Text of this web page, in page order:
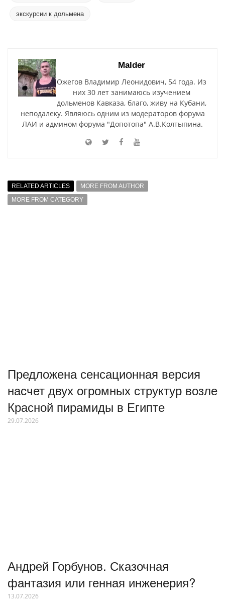
экскурсии к дольмена
Malder
Ожегов Владимир Леонидович, 54 года. Из
них 30 лет занимаюсь изучением
дольменов Кавказа, благо, живу на Кубани,
неподалеку. Являюсь одним из модераторов форума
ЛАИ и админом форума "Допотопа" А.В.Колтыпина.
RELATED ARTICLES
MORE FROM AUTHOR
MORE FROM CATEGORY
Предложена сенсационная версия
насчет двух огромных структур возле
Красной пирамиды в Египте
29.07.2026
Андрей Горбунов. Сказочная
фантазия или генная инженерия?
13.07.2026